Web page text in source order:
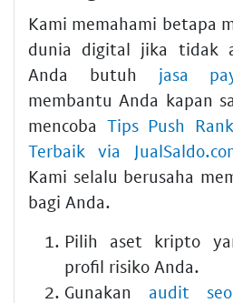
Kami memahami betapa
dunia digital jika tidak
Anda butuh jasa
membantu Anda kapan
mencoba Tips Push
Terbaik via
Kami selalu berusaha
bagi Anda.
Pilih aset kripto
profil risiko Anda.
Gunakan audit seo